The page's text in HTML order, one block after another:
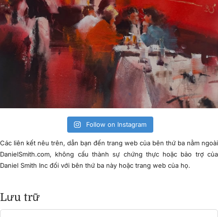
Follow on Instagram
Các liên kết nêu trên, dẫn bạn đến trang web của bên thứ ba nằm ngoài
DanielSmith.com, không cấu thành sự chứng thực hoặc bảo trợ của
Daniel Smith Inc đối với bên thứ ba này hoặc trang web của họ.
Lưu trữ